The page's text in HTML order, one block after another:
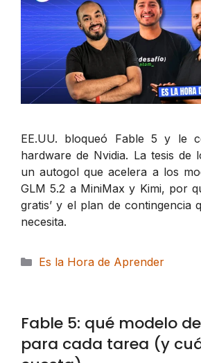
EE.UU. bloqueó Fable 5 y le
hardware de Nvidia. La tesis de
un autogol que acelera a los
GLM 5.2 a MiniMax y Kimi, por
gratis’ y el plan de contingencia
necesita.
Categorías
Es la Hora de Aprender
Fable 5: qué modelo
para cada tarea (y